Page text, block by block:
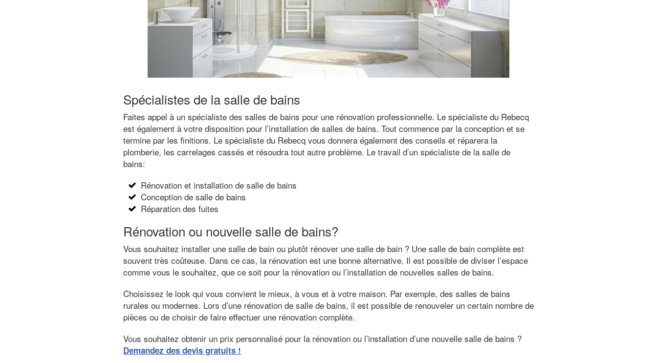
Spécialistes de la salle de bains
Faites appel à un spécialiste des salles de bains pour une rénovation professionnelle. Le spécialiste du Rebecq
est également à votre disposition pour l’installation de salles de bains. Tout commence par la conception et se
termine par les finitions. Le spécialiste du Rebecq vous donnera également des conseils et réparera la
plomberie, les carrelages cassés et résoudra tout autre problème. Le travail d’un spécialiste de la salle de
bains:
Rénovation et installation de salle de bains
Conception de salle de bains
Réparation des fuites
Rénovation ou nouvelle salle de bains?
Vous souhaitez installer une salle de bain ou plutôt rénover une salle de bain ? Une salle de bain complète est
souvent très coûteuse. Dans ce cas, la rénovation est une bonne alternative. Il est possible de diviser l’espace
comme vous le souhaitez, que ce soit pour la rénovation ou l’installation de nouvelles salles de bains.
Choisissez le look qui vous convient le mieux, à vous et à votre maison. Par exemple, des salles de bains
rurales ou modernes. Lors d’une rénovation de salle de bains, il est possible de renouveler un certain nombre de
pièces ou de choisir de faire effectuer une rénovation complète.
Vous souhaitez obtenir un prix personnalisé pour la rénovation ou l’installation d’une nouvelle salle de bains ?
Demandez des devis gratuits !